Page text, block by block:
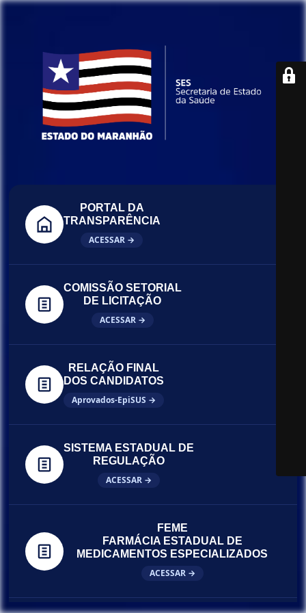
PORTAL DA
TRANSPARÊNCIA
ACESSAR →
COMISSÃO SETORIAL
DE LICITAÇÃO
ACESSAR →
RELAÇÃO FINAL
DOS CANDIDATOS
Aprovados-EpiSUS →
SISTEMA ESTADUAL DE
REGULAÇÃO
ACESSAR →
FEME
FARMÁCIA ESTADUAL DE
MEDICAMENTOS ESPECIALIZADOS
ACESSAR →